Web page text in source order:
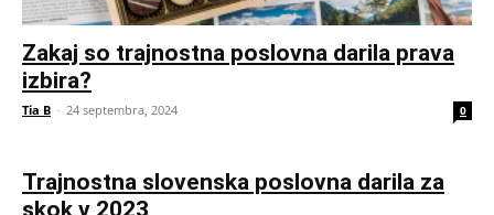
Zakaj so trajnostna poslovna darila prava
izbira?
Tia B - 24 septembra, 2024 0
Trajnostna slovenska poslovna darila za